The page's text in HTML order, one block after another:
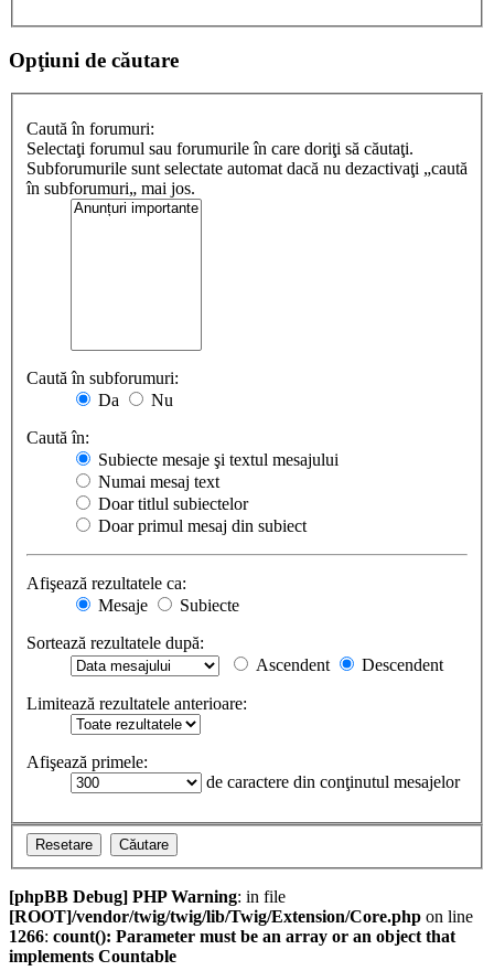
Opţiuni de căutare
Caută în forumuri:
Selectaţi forumul sau forumurile în care doriţi să căutaţi.
Subforumurile sunt selectate automat dacă nu dezactivaţi „caută
în subforumuri„ mai jos.
Caută în subforumuri:
Da
Nu
Caută în:
Subiecte mesaje şi textul mesajului
Numai mesaj text
Doar titlul subiectelor
Doar primul mesaj din subiect
Afişează rezultatele ca:
Mesaje
Subiecte
Sortează rezultatele după:
Ascendent
Descendent
Limitează rezultatele anterioare:
Afişează primele:
de caractere din conţinutul mesajelor
[phpBB Debug] PHP Warning: in file
[ROOT]/vendor/twig/twig/lib/Twig/Extension/Core.php on line
1266: count(): Parameter must be an array or an object that
implements Countable